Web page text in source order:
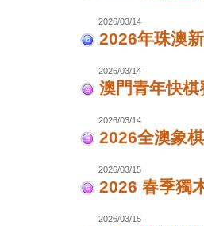
2026/03/14
2026年珠澳
2026/03/14
澳門青年快棋
2026/03/14
2026全澳象
2026/03/15
2026 春季獨
2026/03/15